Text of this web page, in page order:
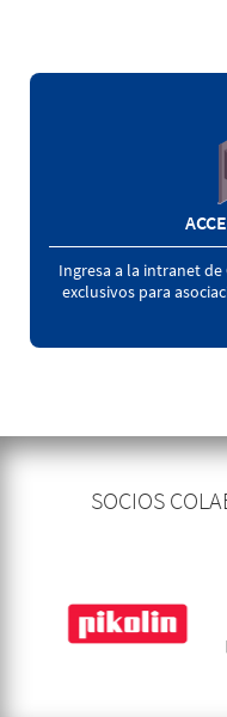
Ingresa a la intranet
exclusivos para
SOCIOS